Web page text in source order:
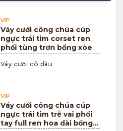
VIP
Váy cưới công chúa cúp
ngực trái tim corset ren
phối tùng trơn bồng xòe
Váy cưới cô dâu
VIP
Váy cưới công chúa cúp
ngực trái tim trễ vai phối
tay full ren hoa dài bồng